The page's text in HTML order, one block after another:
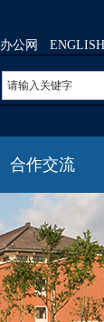
办公网 ENGLISH
合作交流